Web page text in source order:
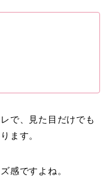
で、見た目だけでも
ます。
感ですよね。